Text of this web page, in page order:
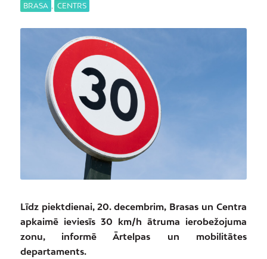
BRASA , CENTRS
Līdz piektdienai, 20. decembrim, Brasas un Centra
apkaimē ieviesīs 30 km/h ātruma ierobežojuma
zonu, informē Ārtelpas un mobilitātes
departaments.